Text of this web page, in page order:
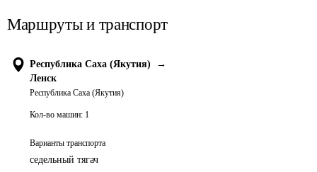
Маршруты и транспорт
Республика Саха (Якутия)
→
Ленск
Республика Саха (Якутия)
Кол-во машин: 1
Варианты транспорта
седельный тягач